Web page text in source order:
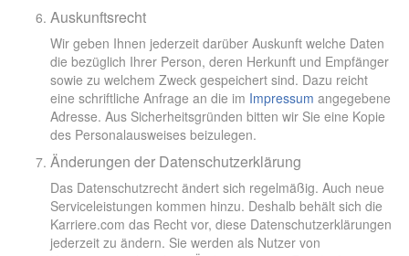
Auskunftsrecht
Wir geben Ihnen jederzeit darüber Auskunft welche Daten
die bezüglich Ihrer Person, deren Herkunft und Empfänger
sowie zu welchem Zweck gespeichert sind. Dazu reicht
eine schriftliche Anfrage an die im Impressum angegebene
Adresse. Aus Sicherheitsgründen bitten wir Sie eine Kopie
des Personalausweises beizulegen.
Änderungen der Datenschutzerklärung
Das Datenschutzrecht ändert sich regelmäßig. Auch neue
Serviceleistungen kommen hinzu. Deshalb behält sich die
Karriere.com das Recht vor, diese Datenschutzerklärungen
jederzeit zu ändern. Sie werden als Nutzer von